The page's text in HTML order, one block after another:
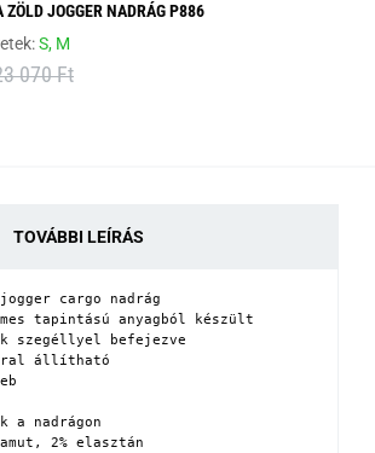
ZÖLD JOGGER NADRÁG P886
S, M
070 Ft
TOVÁBBI LEÍRÁS
cargo nadrág
tapintású anyagból készült
szegéllyel befejezve
állítható
a nadrágon
2% elasztán